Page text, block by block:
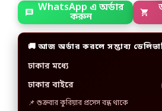
WhatsApp এ অর্ডার
করুন
🚚 আজ অর্ডার করলে সম্ভাব্য
ঢাকার মধ্যে
ঢাকার বাইরে
📌 শুক্রবার কুরিয়ার প্রসেস বন্ধ থাকে